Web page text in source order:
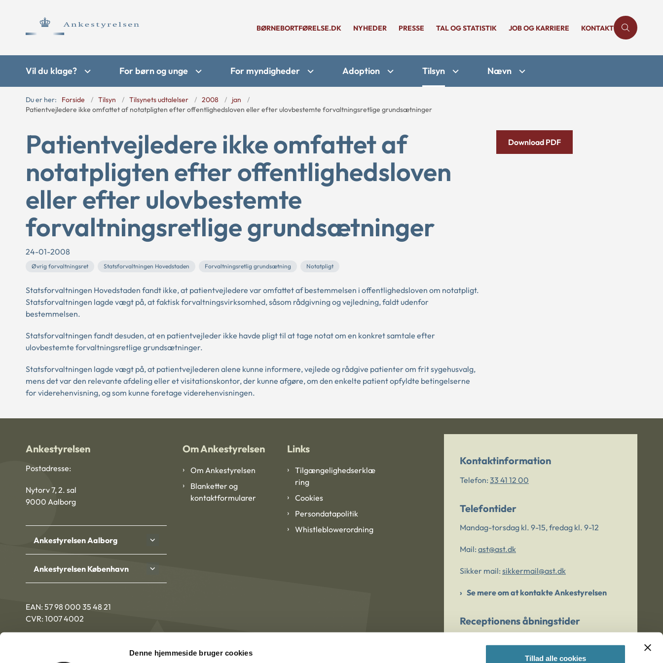
Denne hjemmeside bruger cookies
Tillad alle cookies
BØRNEBORTFØRELSE.DK NYHEDER PRESSE TAL OG STATISTIK JOB OG KARRIERE KONTAKT
Vil du klage? For børn og unge For myndigheder Adoption Tilsyn Nævn
Du er her: Forside Tilsyn Tilsynets udtalelser 2008
jan
Patientvejledere ikke omfattet af notatpligten efter offentlighedsloven eller efter ulovbestemte forvaltningsretlige grundsætninger
Patientvejledere ikke omfattet af
notatpligten efter offentlighedsloven
eller efter ulovbestemte
forvaltningsretlige grundsætninger
24-01-2008
Øvrig forvaltningsret Statsforvaltningen Hovedstaden Forvaltningsretlig grundsætning Notatpligt
Statsforvaltningen Hovedstaden fandt ikke, at patientvejledere var omfattet af bestemmelsen i offentlighedsloven om notatpligt.
Statsforvaltningen lagde vægt på, at faktisk forvaltningsvirksomhed, såsom rådgivning og vejledning, faldt udenfor
bestemmelsen.
Statsforvaltningen fandt desuden, at en patientvejleder ikke havde pligt til at tage notat om en konkret samtale efter
ulovbestemte forvaltningsretlige grundsætninger.
Statsforvaltningen lagde vægt på, at patientvejlederen alene kunne informere, vejlede og rådgive patienter om frit sygehusvalg,
mens det var den relevante afdeling eller et visitationskontor, der kunne afgøre, om den enkelte patient opfyldte betingelserne
for viderehenvisning, og som kunne foretage viderehenvisningen.
Download PDF
Ankestyrelsen
Postadresse:
Nytorv 7, 2. sal
9000 Aalborg
Ankestyrelsen Aalborg
Ankestyrelsen København
EAN: 57 98 000 35 48 21
CVR: 1007 4002
Om Ankestyrelsen
Om Ankestyrelsen
Blanketter og
kontaktformularer
Links
Tilgængelighedserklæ
ring
Cookies
Persondatapolitik
Whistleblowerordning
Kontaktinformation
Telefon: 33 41 12 00
Telefontider
Mandag-torsdag kl. 9-15, fredag kl. 9-12
Mail: ast@ast.dk
Sikker mail: sikkermail@ast.dk
Se mere om at kontakte Ankestyrelsen
Receptionens åbningstider